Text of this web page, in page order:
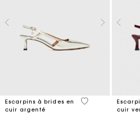
Escarpins à brides en
cuir argenté
3,4 out of 5
cuir